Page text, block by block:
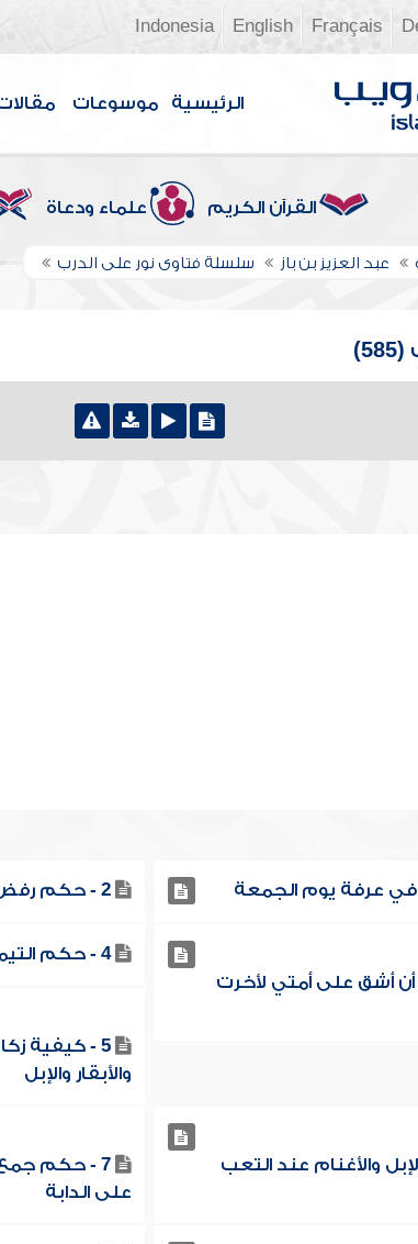
Français
English
Indonesia
الرئيسية موسوعات
القرآن الكريم علماء ودعاة
عبد العزيز بن باز سلسلة فتاوى نور على الدرب
2 - حكم رفض الزوجة إعطاء زوجها من مالها
أن أشق على أمتي لأخرت
4 - حكم التيمم مع وجود الماء خوفاً من البرد
5 - كيفية
والأبقار والإبل
والأغنام عند التعب
على الدابة